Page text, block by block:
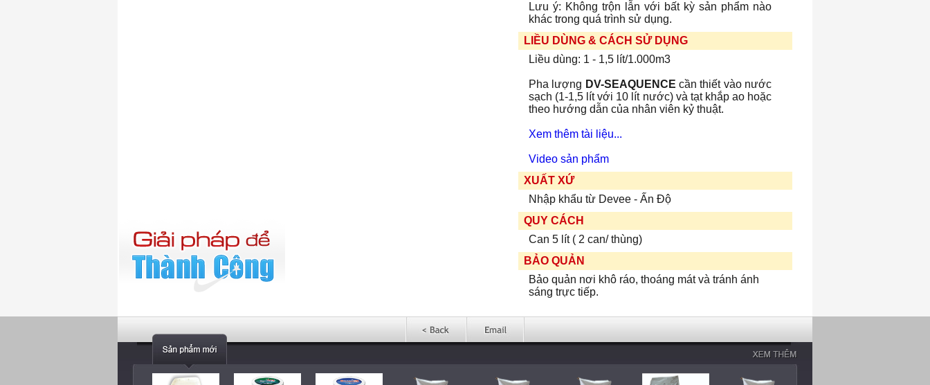
Lưu ý: Không trộn lẫn với bất kỳ sản phẩm nào
khác trong quá trình sử dụng.
LIỀU DÙNG & CÁCH SỬ DỤNG
Liều dùng: 1 - 1,5 lít/1.000m3
Pha lượng DV-SEAQUENCE cần thiết vào nước
sạch (1-1,5 lít với 10 lít nước) và tạt khắp ao hoặc
theo hướng dẫn của nhân viên kỷ thuật.
Xem thêm tài liệu...
Video sản phẩm
XUẤT XỨ
Nhập khẩu từ Devee - Ấn Độ
QUY CÁCH
Can 5 lít ( 2 can/ thùng)
BẢO QUẢN
Bảo quản nơi khô ráo, thoáng mát và tránh ánh
sáng trực tiếp.